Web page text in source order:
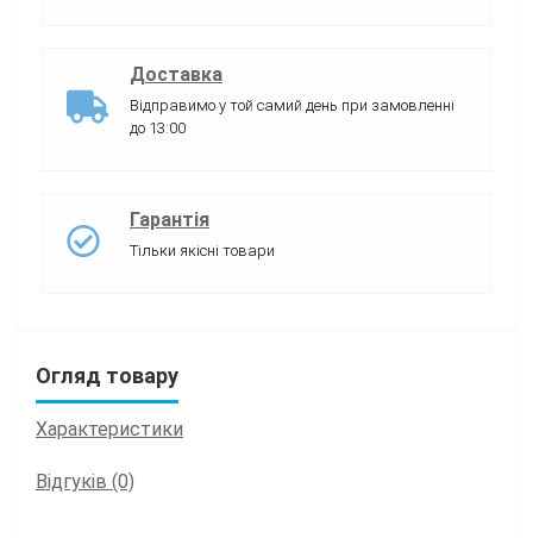
Доставка
Відправимо у той самий день при замовленні
до 13:00
Гарантія
Тільки якісні товари
Огляд товару
Характеристики
Відгуків (0)